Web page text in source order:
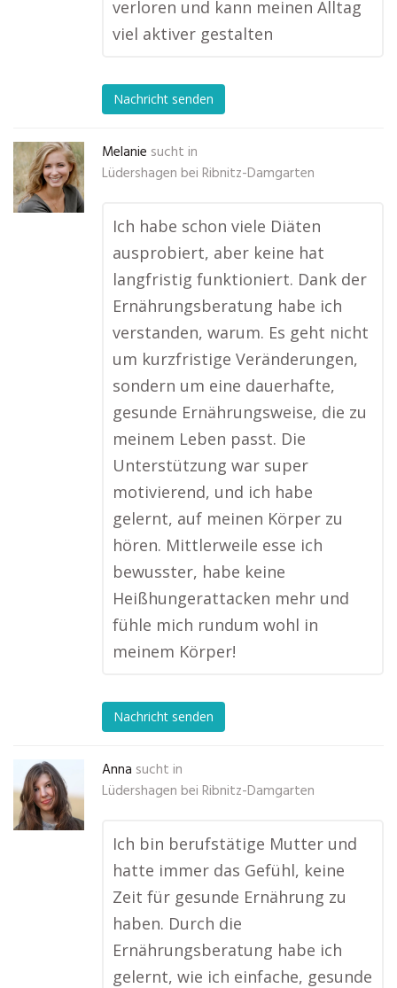
verloren und kann meinen Alltag
viel aktiver gestalten
Nachricht senden
Melanie sucht in
Lüdershagen bei Ribnitz-Damgarten
Ich habe schon viele Diäten
ausprobiert, aber keine hat
langfristig funktioniert. Dank der
Ernährungsberatung habe ich
verstanden, warum. Es geht nicht
um kurzfristige Veränderungen,
sondern um eine dauerhafte,
gesunde Ernährungsweise, die zu
meinem Leben passt. Die
Unterstützung war super
motivierend, und ich habe
gelernt, auf meinen Körper zu
hören. Mittlerweile esse ich
bewusster, habe keine
Heißhungerattacken mehr und
fühle mich rundum wohl in
meinem Körper!
Nachricht senden
Anna sucht in
Lüdershagen bei Ribnitz-Damgarten
Ich bin berufstätige Mutter und
hatte immer das Gefühl, keine
Zeit für gesunde Ernährung zu
haben. Durch die
Ernährungsberatung habe ich
gelernt, wie ich einfache, gesunde